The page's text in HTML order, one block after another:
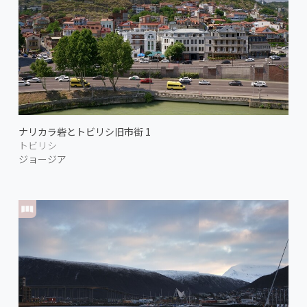
ナリカラ砦とトビリシ旧市街 1
トビリシ
ジョージア